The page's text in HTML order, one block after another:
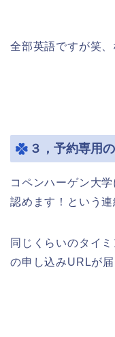
全部英語ですが笑、
３，予約専用
コペンハーゲン大
認めます！という連
同じくらいのタイ
の申し込みURLが